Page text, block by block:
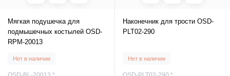
Мягкая подушечка для
подмышечных костылей OSD-
RPM-20013
Нет в наличии
Наконечник для трости OSD-
PLT02-290
Нет в наличии